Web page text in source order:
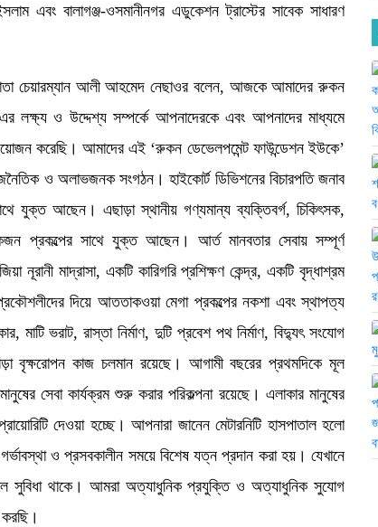
এবং বালাগঞ্জ-ওসমানীনগর এডুকেশন ট্রাস্টের সাবেক সাধারণ
চেয়ারম্যান আলী আহমেদ নেছাওর বলেন, আজকে আমাদের রুকন
লক্ষ্য ও উদ্দেশ্য সম্পর্কে আপনাদেরকে এবং আপনাদের মাধ্যমে
করেছি। আমাদের এই ‘রুকন ডেভেলপমেন্ট ফাউন্ডেশন ইউকে’
ও অলাভজনক সংগঠন। হাইকোর্ট ডিভিশনের বিচারপতি জনাব
যুক্ত আছেন। এছাড়া স্থানীয় গণ্যমান্য ব্যক্তিবর্গ, চিকিৎসক,
প্রকল্পের সাথে যুক্ত আছেন। আর্ত মানবতার সেবায় সম্পূর্ণ
মাদ্রাসা, একটি কারিগরি প্রশিক্ষণ কেন্দ্র, একটি বৃদ্ধাশ্রম
প্রকৌশলীদের দিয়ে আততাকওয়া মেগা প্রকল্পের নকশা এবং স্থাপত্য
ভরাট, রাস্তা নির্মাণ, দুটি প্রবেশ পথ নির্মাণ, বিদ্যুৎ সংযোগ
বৃক্ষরোপন কাজ চলমান রয়েছে। আগামী বছরের প্রথমদিকে মূল
সেবা কার্যক্রম শুরু করার পরিকল্পনা রয়েছে। এলাকার মানুষের
প্রায়োরিটি দেওয়া হচ্ছে। আপনারা জানেন মেটারনিটি হাসপাতাল হলো
ও প্রসবকালীন সময়ে বিশেষ যত্ন প্রদান করা হয়। যেখানে
সুবিধা থাকে। আমরা অত্যাধুনিক প্রযুক্তি ও অত্যাধুনিক সুযোগ
করছি।